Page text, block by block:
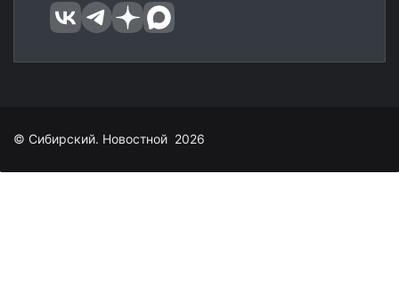
© Сибирский. Новостной 2026